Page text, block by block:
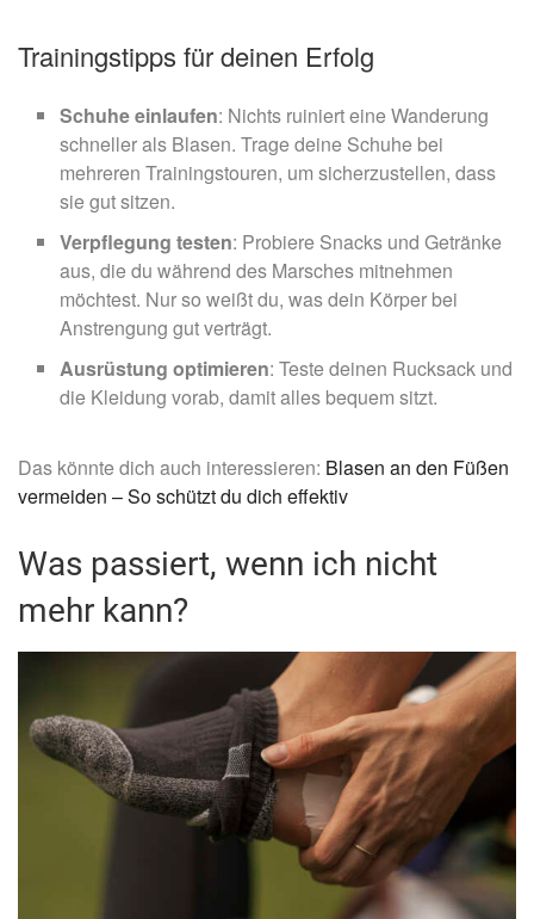
Trainingstipps für deinen Erfolg
Schuhe einlaufen: Nichts ruiniert eine Wanderung
schneller als Blasen. Trage deine Schuhe bei
mehreren Trainingstouren, um sicherzustellen, dass
sie gut sitzen.
Verpflegung testen: Probiere Snacks und Getränke
aus, die du während des Marsches mitnehmen
möchtest. Nur so weißt du, was dein Körper bei
Anstrengung gut verträgt.
Ausrüstung optimieren: Teste deinen Rucksack und
die Kleidung vorab, damit alles bequem sitzt.
Das könnte dich auch interessieren: Blasen an den Füßen
vermeiden – So schützt du dich effektiv
Was passiert, wenn ich nicht
mehr kann?